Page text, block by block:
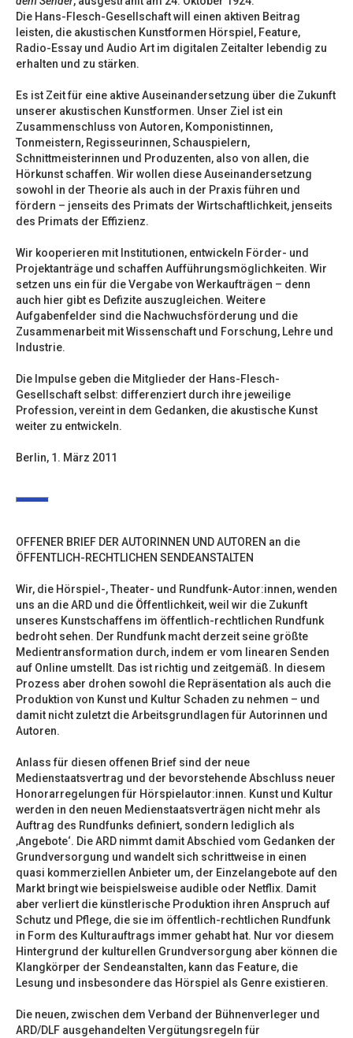
Die Hans-Flesch-Gesellschaft will einen aktiven Beitrag
leisten, die akustischen Kunstformen Hörspiel, Feature,
Radio-Essay und Audio Art im digitalen Zeitalter lebendig zu
erhalten und zu stärken.
Es ist Zeit für eine aktive Auseinandersetzung über die Zukunft
unserer akustischen Kunstformen. Unser Ziel ist ein
Zusammenschluss von Autoren, Komponistinnen,
Tonmeistern, Regisseurinnen, Schauspielern,
Schnittmeisterinnen und Produzenten, also von allen, die
Hörkunst schaffen. Wir wollen diese Auseinandersetzung
sowohl in der Theorie als auch in der Praxis führen und
fördern – jenseits des Primats der Wirtschaftlichkeit, jenseits
des Primats der Effizienz.
Wir kooperieren mit Institutionen, entwickeln Förder- und
Projektanträge und schaffen Aufführungsmöglichkeiten. Wir
setzen uns ein für die Vergabe von Werkaufträgen – denn
auch hier gibt es Defizite auszugleichen. Weitere
Aufgabenfelder sind die Nachwuchsförderung und die
Zusammenarbeit mit Wissenschaft und Forschung, Lehre und
Industrie.
Die Impulse geben die Mitglieder der Hans-Flesch-
Gesellschaft selbst: differenziert durch ihre jeweilige
Profession, vereint in dem Gedanken, die akustische Kunst
weiter zu entwickeln.
Berlin, 1. März 2011
OFFENER BRIEF DER AUTORINNEN UND AUTOREN an die
ÖFFENTLICH-RECHTLICHEN SENDEANSTALTEN
Wir, die Hörspiel-, Theater- und Rundfunk-Autor:innen, wenden
uns an die ARD und die Öffentlichkeit, weil wir die Zukunft
unseres Kunstschaffens im öffentlich-rechtlichen Rundfunk
bedroht sehen. Der Rundfunk macht derzeit seine größte
Medientransformation durch, indem er vom linearen Senden
auf Online umstellt. Das ist richtig und zeitgemäß. In diesem
Prozess aber drohen sowohl die Repräsentation als auch die
Produktion von Kunst und Kultur Schaden zu nehmen – und
damit nicht zuletzt die Arbeitsgrundlagen für Autorinnen und
Autoren.
Anlass für diesen offenen Brief sind der neue
Medienstaatsvertrag und der bevorstehende Abschluss neuer
Honorarregelungen für Hörspielautor:innen. Kunst und Kultur
werden in den neuen Medienstaatsverträgen nicht mehr als
Auftrag des Rundfunks definiert, sondern lediglich als
‚Angebote‘. Die ARD nimmt damit Abschied vom Gedanken der
Grundversorgung und wandelt sich schrittweise in einen
quasi kommerziellen Anbieter um, der Einzelangebote auf den
Markt bringt wie beispielsweise audible oder Netflix. Damit
aber verliert die künstlerische Produktion ihren Anspruch auf
Schutz und Pflege, die sie im öffentlich-rechtlichen Rundfunk
in Form des Kulturauftrags immer gehabt hat. Nur vor diesem
Hintergrund der kulturellen Grundversorgung aber können die
Klangkörper der Sendeanstalten, kann das Feature, die
Lesung und insbesondere das Hörspiel als Genre existieren.
Die neuen, zwischen dem Verband der Bühnenverleger und
ARD/DLF ausgehandelten Vergütungsregeln für